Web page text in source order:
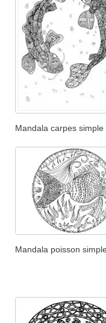
Mandala carpes simple
Mandala poisson